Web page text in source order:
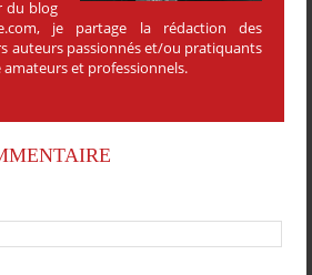
du blog
je partage la rédaction des
auteurs passionnés et/ou pratiquants
et professionnels.